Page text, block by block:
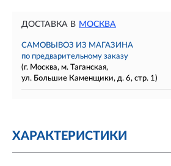
ДОСТАВКА В МОСКВА
САМОВЫВОЗ ИЗ МАГАЗИНА
по предварительному заказу
(г. Москва, м. Таганская,
ул. Большие Каменщики, д. 6, стр. 1)
ХАРАКТЕРИСТИКИ